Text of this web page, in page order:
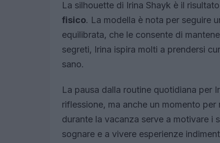
La silhouette di Irina Shayk è il
fisico. La modella è nota per seguire
equilibrata, che le consente di
segreti, Irina ispira molti a prendersi
sano.
La pausa dalla routine quotidiana per
riflessione, ma anche un momento
durante la vacanza serve a motivare i
sognare e a vivere esperienze